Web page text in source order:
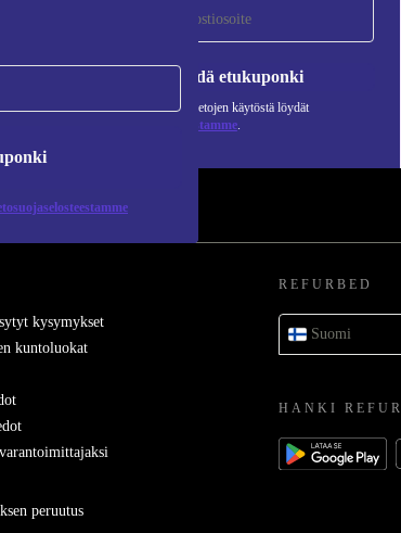
Pyydä etukuponki
Lisätietoja henkilötietojen käytöstä löydät
tietosuojaselosteestamme.
kysymykset
kuntoluokat
peruutus
REFURBED
Suomi
HANKI